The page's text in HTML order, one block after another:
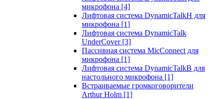
микрофона [4]
Лифтовая система DynamicTalkH для
микрофона [1]
Лифтовая система DynamicTalk
UnderCover [3]
Пассивная система MicConnect для
микрофона [1]
Лифтовая система DynamicTalkB для
настольного микрофона [1]
Встраиваемые громкоговорители
Arthur Holm [1]